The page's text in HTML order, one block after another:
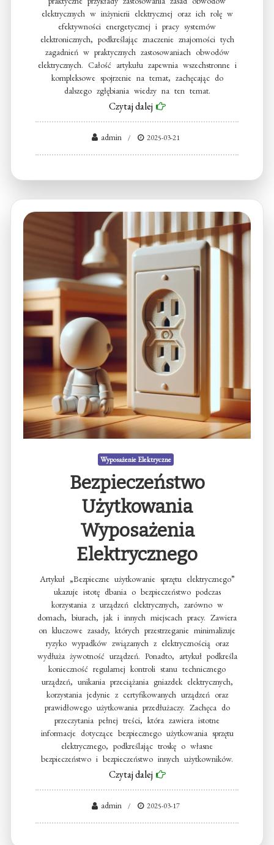
elektrycznych w inżynierii elektrycznej oraz ich rolę w
efektywności energetycznej i pracy systemów
elektronicznych, podkreślając znaczenie znajomości tych
zagadnień w praktycznych zastosowaniach obwodów
elektrycznych. Całość artykułu zapewnia wszechstronne i
kompleksowe spojrzenie na temat, zachęcając do
dalszego zgłębiania wiedzy na ten temat.
Czytaj dalej
admin 2025-03-21
Wyposażenie Elektryczne
Bezpieczeństwo
Użytkowania
Wyposażenia
Elektrycznego
Artykuł „Bezpieczne użytkowanie sprzętu elektrycznego”
ukazuje istotę dbania o bezpieczeństwo podczas
korzystania z urządzeń elektrycznych, zarówno w
domach, biurach, jak i innych miejscach pracy. Zawiera
on kluczowe zasady, których przestrzeganie minimalizuje
ryzyko wypadków związanych z elektrycznością oraz
wydłuża żywotność urządzeń. Ponadto, artykuł podkreśla
konieczność regularnej kontroli stanu technicznego
urządzeń, unikania przeciążania gniazdek elektrycznych,
korzystania jedynie z certyfikowanych urządzeń oraz
prawidłowego użytkowania przedłużaczy. Zachęca do
przeczytania pełnej treści, która zawiera istotne
informacje dotyczące bezpiecznego użytkowania sprzętu
elektrycznego, podkreślając troskę o własne
bezpieczeństwo i bezpieczeństwo innych użytkowników.
Czytaj dalej
admin 2025-03-17